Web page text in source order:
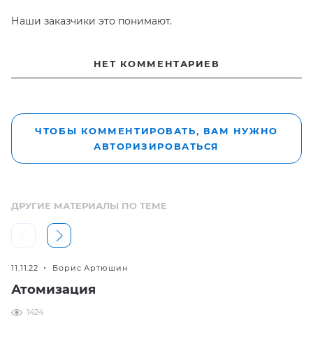
Наши заказчики это понимают.
НЕТ КОММЕНТАРИЕВ
ЧТОБЫ КОММЕНТИРОВАТЬ, ВАМ НУЖНО
АВТОРИЗИРОВАТЬСЯ
ДРУГИЕ МАТЕРИАЛЫ ПО ТЕМЕ
11.11.22 Борис Артюшин
Атомизация
1424